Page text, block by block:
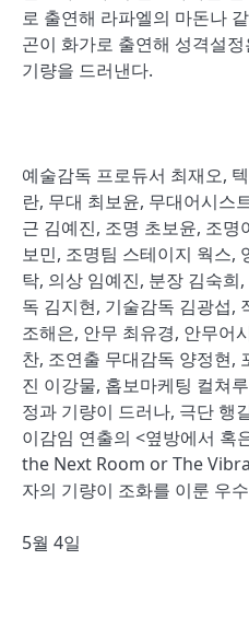
로 출연해 라파엘의 마돈나
곤이 화가로 출연해 성격설
기량을 드러낸다.
예술감독 프로듀서 최재오,
란, 무대 최보윤, 무대어시스
근 김예진, 조명 초보윤, 조
보민, 조명팀 스테이지 웍스,
탁, 의상 임예진, 분장 김숙
독 김지현, 기술감독 김광섭,
조해은, 안무 최유경, 안무어
찬, 조연출 무대감독 양정현,
진 이강물, 홉보마케팅 컬쳐
정과 기량이 드러나, 극단 행
이감임 연출의 <옆방에서 혹
the Next Room or The
자의 기량이 조화를 이룬 우
5월 4일